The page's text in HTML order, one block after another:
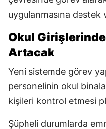
uygulanmasına destek
Okul
Artacak
Yeni sistemde görev
personelinin okul
kişileri kontrol etmesi
Şüpheli durumlarda